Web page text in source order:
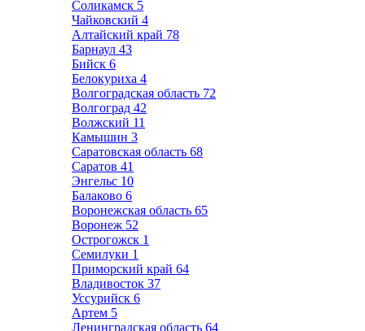
Соликамск 5
Чайковский 4
Алтайский край 78
Барнаул 43
Бийск 6
Белокуриха 4
Волгоградская область 72
Волгоград 42
Волжский 11
Камышин 3
Саратовская область 68
Саратов 41
Энгельс 10
Балаково 6
Воронежская область 65
Воронеж 52
Острогожск 1
Семилуки 1
Приморский край 64
Владивосток 37
Уссурийск 6
Артем 5
Ленинградская область 64